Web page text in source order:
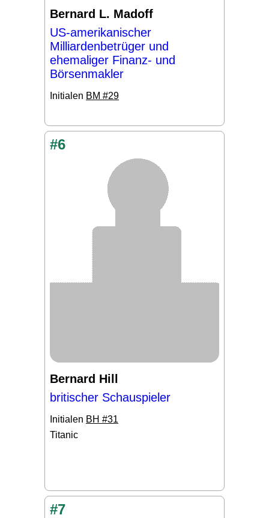
Bernard L. Madoff
US-amerikanischer
Milliardenbetrüger und
ehemaliger Finanz- und
Börsenmakler
Initialen BM #29
#6
Bernard Hill
britischer Schauspieler
Initialen BH #31
Titanic
#7